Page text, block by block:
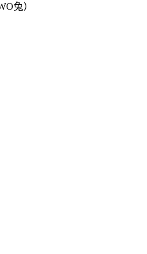
兔）